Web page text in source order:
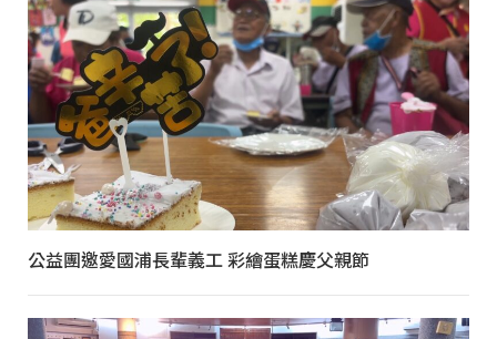
公益團邀愛國浦長輩義工 彩繪蛋糕慶父親節